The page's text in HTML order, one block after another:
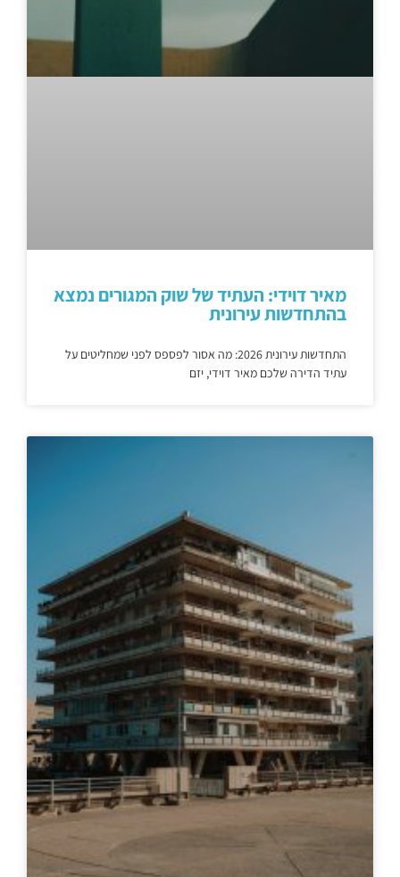
מאיר דוידי: העתיד של שוק המגורים נמצא
בהתחדשות עירונית
התחדשות עירונית 2026: מה אסור לפספס לפני שמחליטים על
עתיד הדירה שלכם מאיר דוידי, יזם